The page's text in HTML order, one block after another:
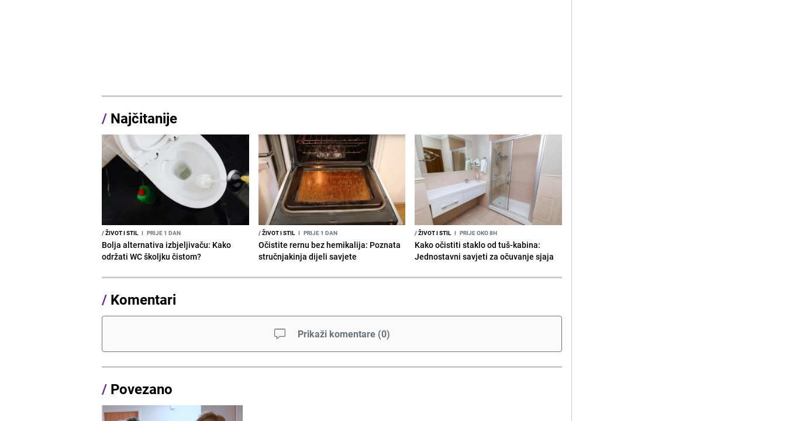
/ Najčitanije
/ŽIVOT I STIL I PRIJE 1 DAN
Bolja alternativa izbjeljivaču: Kako
održati WC školjku čistom?
/ŽIVOT I STIL I PRIJE 1 DAN
Očistite rernu bez hemikalija: Poznata
stručnjakinja dijeli savjete
/ŽIVOT I STIL I PRIJE OKO 8H
Kako očistiti staklo od tuš-kabina:
Jednostavni savjeti za očuvanje sjaja
/ Komentari
Prikaži komentare (0)
/ Povezano